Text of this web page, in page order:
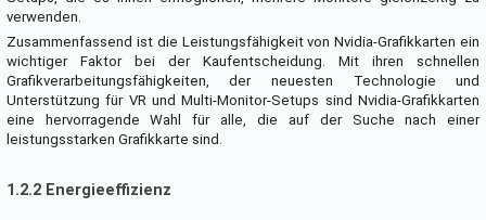
verwenden.
Zusammenfassend ist die Leistungsfähigkeit von Nvidia-Grafikkarten ein
wichtiger Faktor bei der Kaufentscheidung. Mit ihren schnellen
Grafikverarbeitungsfähigkeiten, der neuesten Technologie und
Unterstützung für VR und Multi-Monitor-Setups sind Nvidia-Grafikkarten
eine hervorragende Wahl für alle, die auf der Suche nach einer
leistungsstarken Grafikkarte sind.
1.2.2 Energieeffizienz